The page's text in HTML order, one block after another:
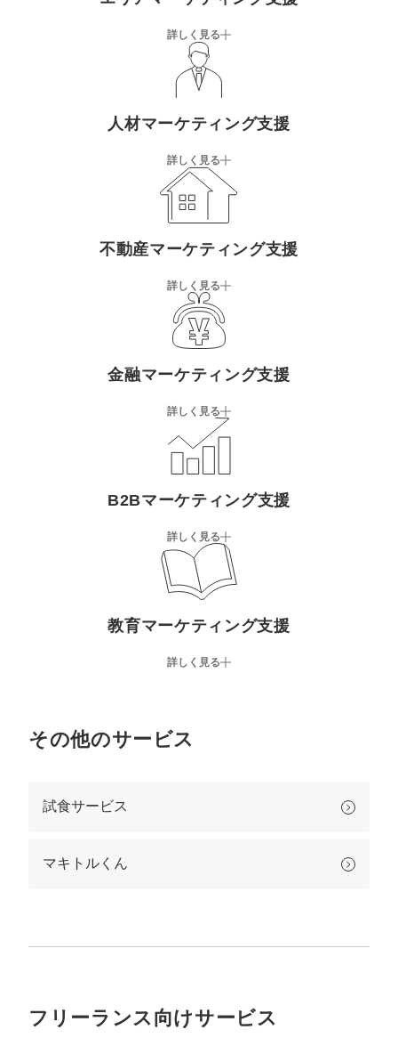
詳しく見る
人材マーケティング支援
詳しく見る
不動産マーケティング支援
詳しく見る
金融マーケティング支援
詳しく見る
B2Bマーケティング支援
詳しく見る
教育マーケティング支援
詳しく見る
その他のサービス
試食サービス
マキトルくん
フリーランス向けサービス